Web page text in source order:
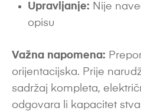
Upravljanje: Nije
opisu
Važna napomena:
orijentacijska. Prije
sadržaj kompleta,
odgovara li kapacitet